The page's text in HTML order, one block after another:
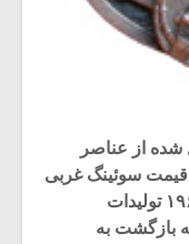
از عناصر
سوئینگ غربی
کم کم بوجود می آید. در اواخر دهه ۱۹۶۰ تولیدات
بازگشت به